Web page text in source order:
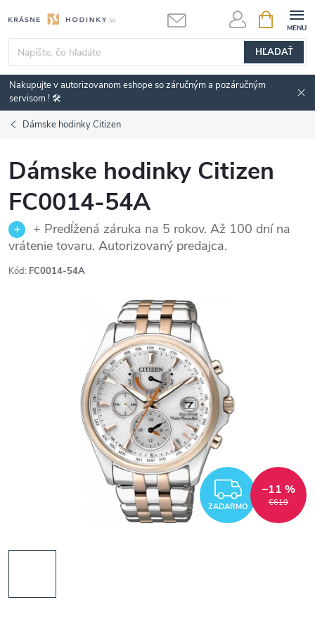
na
obsah
HĽADAŤ
KOŠÍK
Nakupujte v autorizovanom eshope so záručným a pozáručným
servisom ! 🛠️
Dámske hodinky Citizen
Dámske hodinky Citizen
FC0014-54A
+ Predĺžená záruka na 5 rokov. Až 100 dní na
vrátenie tovaru. Autorizovaný predajca.
Kód: FC0014-54A
ZADARMO €619
–11 %